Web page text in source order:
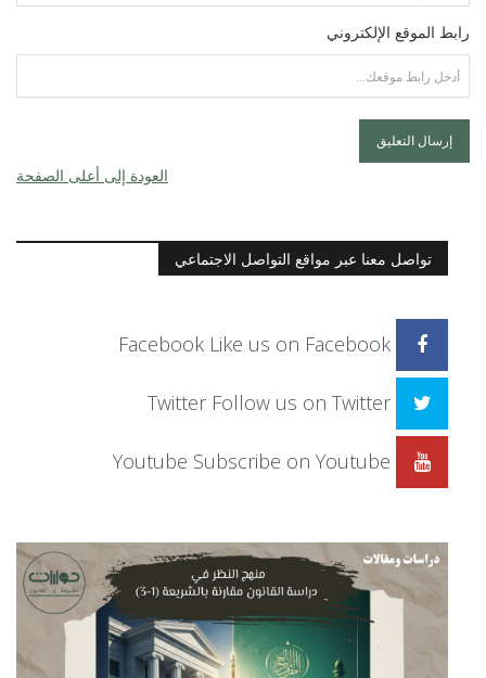
رابط الموقع الإلكتروني
العودة إلى أعلى الصفحة
تواصل معنا عبر مواقع التواصل الاجتماعي
Facebook Like us on Facebook
Twitter Follow us on Twitter
Youtube Subscribe on Youtube